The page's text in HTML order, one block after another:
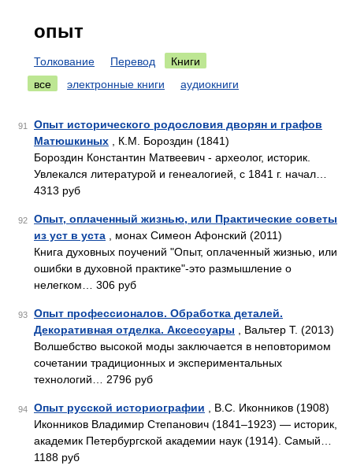
опыт
Толкование Перевод
Книги
все
электронные книги аудиокниги
91
Опыт исторического родословия дворян и графов
Матюшкиных , К.М. Бороздин (1841)
Бороздин Константин Матвеевич - археолог, историк.
Увлекался литературой и генеалогией, с 1841 г. начал…
4313 руб
92
Опыт, оплаченный жизнью, или Практические советы
из уст в уста , монах Симеон Афонский (2011)
Книга духовных поучений "Опыт, оплаченный жизнью, или
ошибки в духовной практике"-это размышление о
нелегком… 306 руб
93
Опыт профессионалов. Обработка деталей.
Декоративная отделка. Аксессуары , Вальтер Т. (2013)
Волшебство высокой моды заключается в неповторимом
сочетании традиционных и экспериментальных
технологий… 2796 руб
94 Опыт русской историографии , В.С. Иконников (1908)
Иконников Владимир Степанович (1841–1923) — историк,
академик Петербургской академии наук (1914). Самый…
1188 руб